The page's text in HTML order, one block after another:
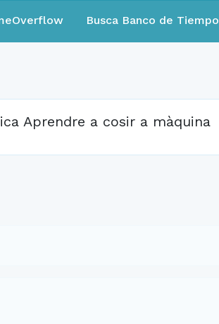
Busca Banco de Tiempo
Aprendre a cosir a màquina